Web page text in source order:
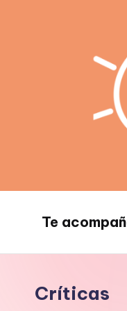
Te
con
poesía
Críticas